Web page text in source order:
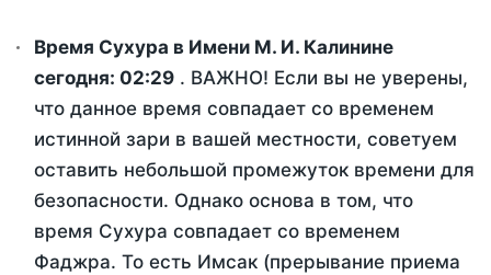
Время Сухура в Имени М. И. Калинине
сегодня: 02:29 . ВАЖНО! Если вы не уверены,
что данное время совпадает со временем
истинной зари в вашей местности, советуем
оставить небольшой промежуток времени для
безопасности. Однако основа в том, что
время Сухура совпадает со временем
Фаджра. То есть Имсак (прерывание приема